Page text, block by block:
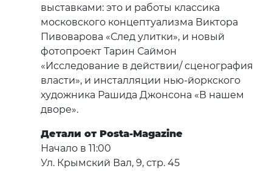
выставками: это и работы классика
московского концептуализма Виктора
Пивоварова «След улитки», и новый
фотопроект Тарин Саймон
«Исследование в действии/ сценография
власти», и инсталляции нью-йоркского
художника Рашида Джонсона «В нашем
дворе».
Детали от Posta-Magazine
Начало в 11:00
Ул. Крымский Вал, 9, стр. 45